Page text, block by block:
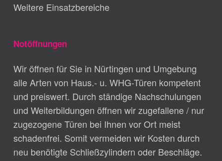
Weitere Einsatzbereiche
Notöffnungen
Wir öffnen für Sie in Nürtingen und Umgebung
alle Arten von Haus.- u. WHG-Türen kompetent
und preiswert. Durch ständige Nachschulungen
und Weiterbildungen öffnen wir zugefallene / nur
zugezogene Türen bei Ihnen vor Ort meist
schadenfrei. Somit vermeiden wir Kosten durch
neu benötigte Schließzylindern oder Beschläge.